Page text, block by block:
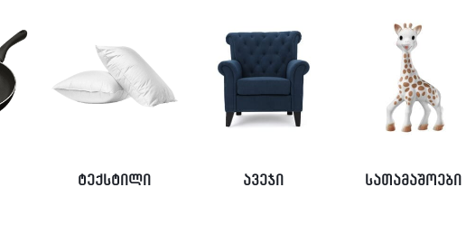
ტექსტილი ავეჯი სათამაშოები